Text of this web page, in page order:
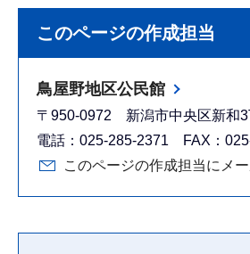
このページの作成担当
鳥屋野地区公民館
〒950-0972 新潟市中央区新和3
電話：025-285-2371 FAX：
このページの作成担当にメ